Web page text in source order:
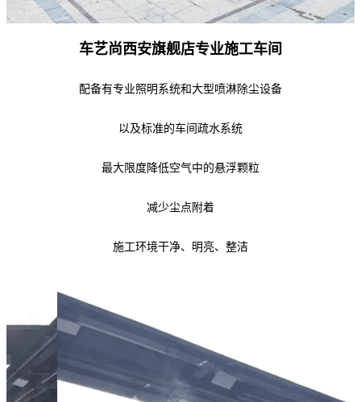
车艺尚西安旗舰店专业施工车间
配备有专业照明系统和大型喷淋除尘设备
以及标准的车间疏水系统
最大限度降低空气中的悬浮颗粒
减少尘点附着
施工环境干净、明亮、整洁